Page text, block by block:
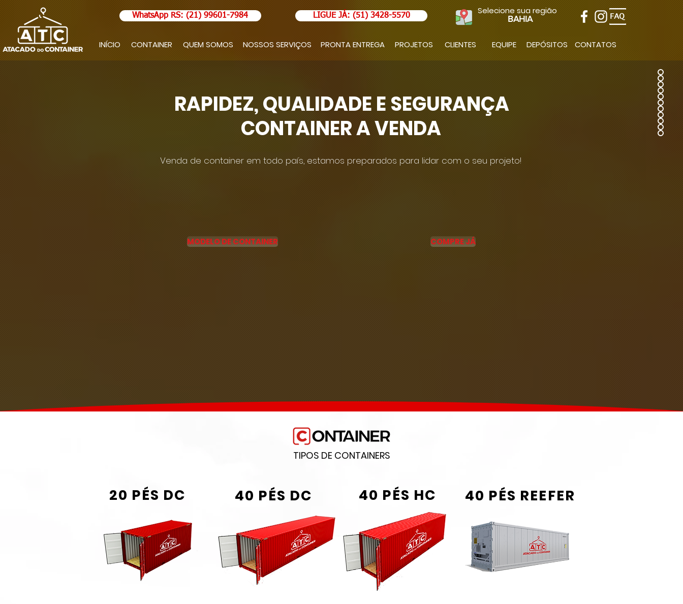
LIGUE JÁ: (51) 3428-5570
WhatsApp RS: (21) 99601-7984 BAHIA
Selecione sua região
INÍCIO CONTAINER QUEM SOMOS NOSSOS SERVIÇOS PRONTA ENTREGA PROJETOS CLIENTES EQUIPE DEPÓSITOS CONTATOS
RAPIDEZ, QUALIDADE E SEGURANÇA
CONTAINER A VENDA
Venda de container em todo país, estamos preparados para lidar com o seu projeto!
MODELO DE CONTAINER COMPRE JÁ
TIPOS DE CONTAINERS
20 PÉS DC 40 PÉS DC 40 PÉS HC 40 PÉS REEFER